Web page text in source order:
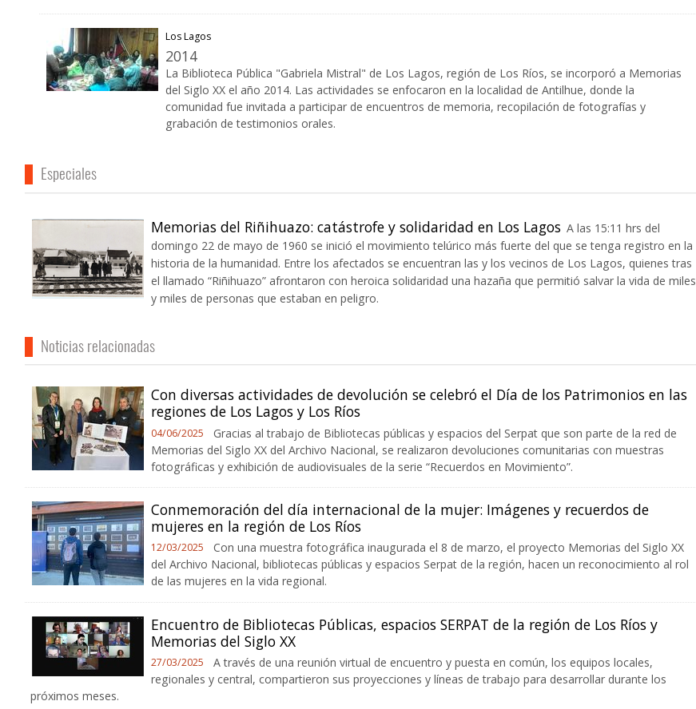
Los Lagos
2014
La Biblioteca Pública "Gabriela Mistral" de Los Lagos, región de Los Ríos, se incorporó a Memorias
del Siglo XX el año 2014. Las actividades se enfocaron en la localidad de Antilhue, donde la
comunidad fue invitada a participar de encuentros de memoria, recopilación de fotografías y
grabación de testimonios orales.
Especiales
Memorias del Riñihuazo: catástrofe y solidaridad en Los Lagos A las 15:11 hrs del
domingo 22 de mayo de 1960 se inició el movimiento telúrico más fuerte del que se tenga registro en la
historia de la humanidad. Entre los afectados se encuentran las y los vecinos de Los Lagos, quienes tras
el llamado “Riñihuazo” afrontaron con heroica solidaridad una hazaña que permitió salvar la vida de miles
y miles de personas que estaban en peligro.
Noticias relacionadas
Con diversas actividades de devolución se celebró el Día de los Patrimonios en las
regiones de Los Lagos y Los Ríos
04/06/2025
Gracias al trabajo de Bibliotecas públicas y espacios del Serpat que son parte de la red de
Memorias del Siglo XX del Archivo Nacional, se realizaron devoluciones comunitarias con muestras
fotográficas y exhibición de audiovisuales de la serie “Recuerdos en Movimiento”.
Conmemoración del día internacional de la mujer: Imágenes y recuerdos de
mujeres en la región de Los Ríos
12/03/2025
Con una muestra fotográfica inaugurada el 8 de marzo, el proyecto Memorias del Siglo XX
del Archivo Nacional, bibliotecas públicas y espacios Serpat de la región, hacen un reconocimiento al rol
de las mujeres en la vida regional.
Encuentro de Bibliotecas Públicas, espacios SERPAT de la región de Los Ríos y
Memorias del Siglo XX
27/03/2025
A través de una reunión virtual de encuentro y puesta en común, los equipos locales,
regionales y central, compartieron sus proyecciones y líneas de trabajo para desarrollar durante los
próximos meses.